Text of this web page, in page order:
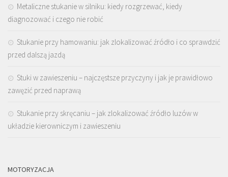
Metaliczne stukanie w silniku: kiedy rozgrzewać, kiedy
diagnozować i czego nie robić
Stukanie przy hamowaniu: jak zlokalizować źródło i co sprawdzić
przed dalszą jazdą
Stuki w zawieszeniu – najczęstsze przyczyny i jak je prawidłowo
zawęzić przed naprawą
Stukanie przy skręcaniu – jak zlokalizować źródło luzów w
układzie kierowniczym i zawieszeniu
MOTORYZACJA